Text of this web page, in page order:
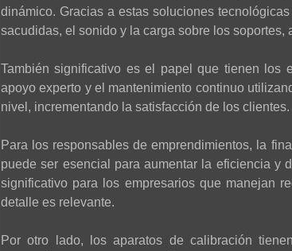
dinámico. Gracias a estas soluciones
sacudidas, el sonido y la carga sobre los
También significativo es el papel que tienen los
apoyo experto y el mantenimiento continuo
nivel, incrementando la satisfacción de los clientes.
Para los responsables de emprendimientos, la
puede ser esencial para aumentar la eficiencia y
significativo para los empresarios que manejan
detalle es relevante.
Por otro lado, los aparatos de calibración